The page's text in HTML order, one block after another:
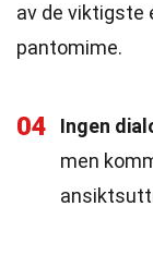
av de viktigste
pantomime.
04 Ingen
men